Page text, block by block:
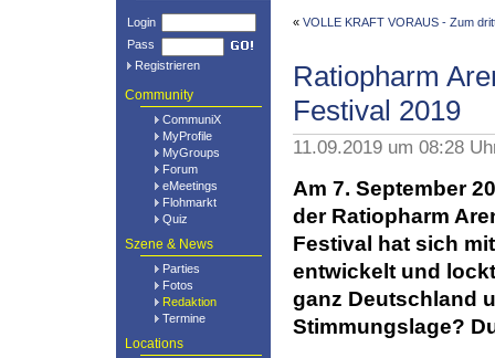
Login
Pass
Registrieren
Community
CommuniX
MyProfile
MyGroups
Forum
eMeetings
Flohmarkt
Quiz
Szene & News
Parties
Fotos
Redaktion
Termine
Locations
« VOLLE KRAFT VORAUS - Zum
Ratiopharm
Festival 2019
11.09.2019 um 08:28
Am 7. September
der Ratiopharm
Festival hat sich
entwickelt und
ganz Deutschland
Stimmungslage?